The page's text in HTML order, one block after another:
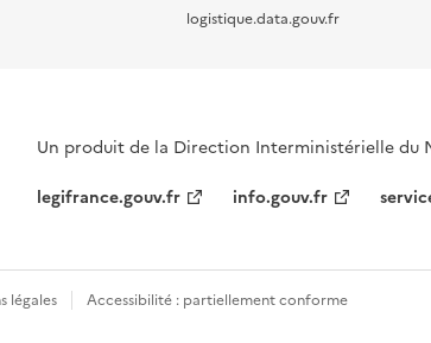
logistique.data.gouv.fr
Un produit de la Direction Interministérielle du
legifrance.gouv.fr
info.gouv.fr
légales Accessibilité : partiellement conforme